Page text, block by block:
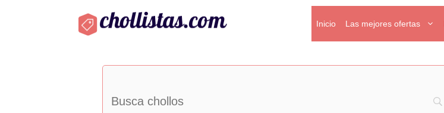
Inicio Las mejores ofertas